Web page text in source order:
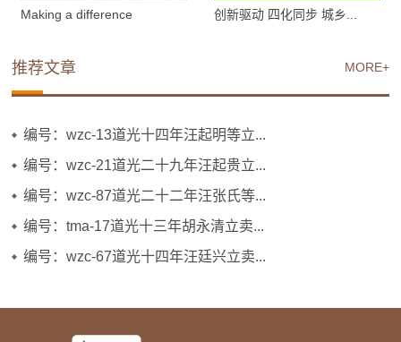
Making a difference 创新驱动 四化同步 城乡...
MORE+
推荐文章
编号：wzc-13道光十四年汪起明等立...
编号：wzc-21道光二十九年汪起贵立...
编号：wzc-87道光二十二年汪张氏等...
编号：tma-17道光十三年胡永清立卖...
编号：wzc-67道光十四年汪廷兴立卖...